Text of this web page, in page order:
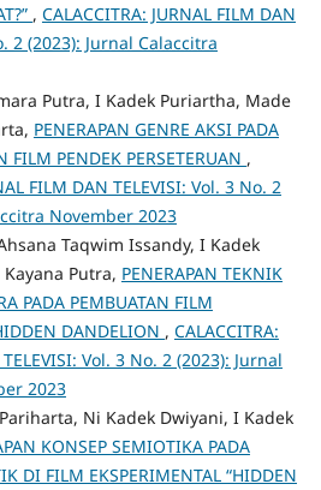
, CALACCITRA: JURNAL FILM DAN
2 (2023): Jurnal Calaccitra
Putra, I Kadek Puriartha, Made
PENERAPAN GENRE AKSI PADA
FILM PENDEK PERSETERUAN ,
FILM DAN TELEVISI: Vol. 3 No. 2
November 2023
Taqwim Issandy, I Kadek
Putra, PENERAPAN TEKNIK
PADA PEMBUATAN FILM
DANDELION , CALACCITRA:
Vol. 3 No. 2 (2023): Jurnal
2023
Ni Kadek Dwiyani, I Kadek
KONSEP SEMIOTIKA PADA
DI FILM EKSPERIMENTAL “HIDDEN